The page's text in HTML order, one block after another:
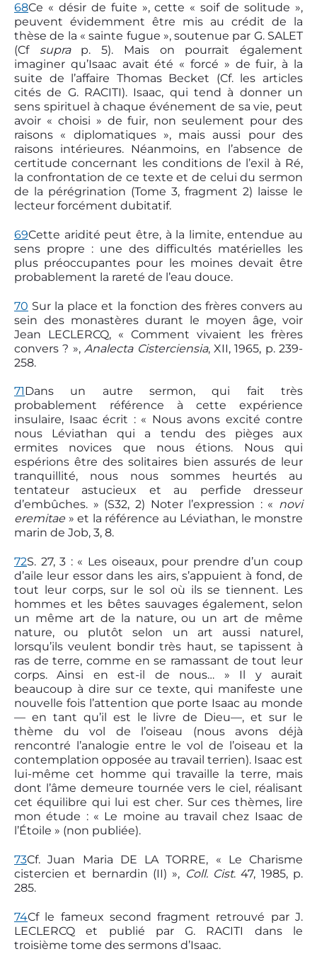
68Ce « désir de fuite », cette « soif de solitude »,
peuvent évidemment être mis au crédit de la
thèse de la « sainte fugue », soutenue par G. SALET
(Cf suprap. 5). Mais on pourrait également
imaginer qu’Isaac avait été « forcé » de fuir, à la
suite de l’affaire Thomas Becket (Cf. les articles
cités de G. RACITI). Isaac, qui tend à donner un
sens spirituel à chaque événement de sa vie, peut
avoir « choisi » de fuir, non seulement pour des
raisons « diplomatiques », mais aussi pour des
raisons intérieures. Néanmoins, en l’absence de
certitude concernant les conditions de l’exil à Ré,
la confrontation de ce texte et de celui du sermon
de la pérégrination (Tome 3, fragment 2) laisse le
lecteur forcément dubitatif.
69Cette aridité peut être, à la limite, entendue au
sens propre : une des difficultés matérielles les
plus préoccupantes pour les moines devait être
probablement la rareté de l’eau douce.
70 Sur la place et la fonction des frères convers au
sein des monastères durant le moyen âge, voir
Jean LECLERCQ, « Comment vivaient les frères
convers ? », Analecta Cisterciensia, XII, 1965, p. 239-
258.
71Dans un autre sermon, qui fait très
probablement référence à cette expérience
insulaire, Isaac écrit : « Nous avons excité contre
nous Léviathan qui a tendu des pièges aux
ermites novices que nous étions. Nous qui
espérions être des solitaires bien assurés de leur
tranquillité, nous nous sommes heurtés au
tentateur astucieux et au perfide dresseur
d’embûches. » (S32, 2) Noter l’expression : « novi
eremitae» et la référence au Léviathan, le monstre
marin de Job, 3, 8.
72S. 27, 3 : « Les oiseaux, pour prendre d’un coup
d’aile leur essor dans les airs, s’appuient à fond, de
tout leur corps, sur le sol où ils se tiennent. Les
hommes et les bêtes sauvages également, selon
un même art de la nature, ou un art de même
nature, ou plutôt selon un art aussi naturel,
lorsqu’ils veulent bondir très haut, se tapissent à
ras de terre, comme en se ramassant de tout leur
corps. Ainsi en est-il de nous… » Il y aurait
beaucoup à dire sur ce texte, qui manifeste une
nouvelle fois l’attention que porte Isaac au monde
— en tant qu’il est le livre de Dieu—, et sur le
thème du vol de l’oiseau (nous avons déjà
rencontré l’analogie entre le vol de l’oiseau et la
contemplation opposée au travail terrien). Isaac est
lui-même cet homme qui travaille la terre, mais
dont l’âme demeure tournée vers le ciel, réalisant
cet équilibre qui lui est cher. Sur ces thèmes, lire
mon étude : « Le moine au travail chez Isaac de
l’Étoile » (non publiée).
73Cf. Juan Maria DE LA TORRE, « Le Charisme
cistercien et bernardin (II) », Coll. Cist. 47, 1985, p.
285.
74Cf le fameux second fragment retrouvé par J.
LECLERCQ et publié par G. RACITI dans le
troisième tome des sermons d’Isaac.